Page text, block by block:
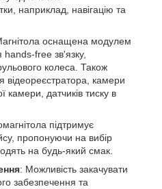
наприклад, навігацію та
оснащена модулем
free зв'язку,
колеса. Також
відеореєстратора, камери
камери, датчиків тиску в
підтримує
пропонуючи на вибір
на будь-який смак.
: Можливість закачувати
забезпечення та